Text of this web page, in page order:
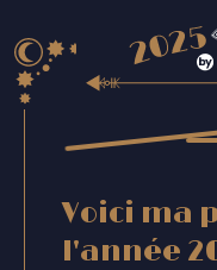
Voici ma
l'année